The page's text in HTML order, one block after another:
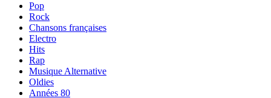
Pop
Rock
Chansons françaises
Electro
Hits
Rap
Musique Alternative
Oldies
Années 80